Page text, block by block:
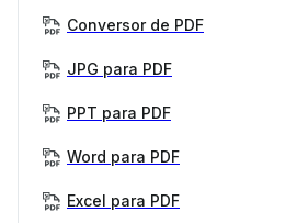
Conversor de PDF
JPG para PDF
PPT para PDF
Word para PDF
Excel para PDF